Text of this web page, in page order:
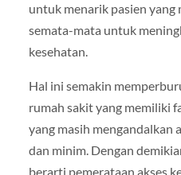
untuk menarik pasien yang
semata-mata untuk
kesehatan.
Hal ini semakin
rumah sakit yang memiliki
yang masih mengandalkan
dan minim. Dengan
berarti pemerataan akses